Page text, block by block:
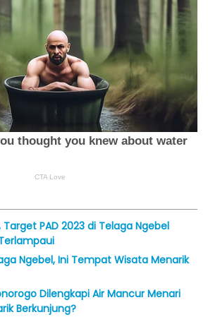
Target PAD 2023 di Telaga Ngebel
Ngebel, Ini Tempat Wisata Menarik
Dilengkapi Air Mancur Menari
Berkunjung?